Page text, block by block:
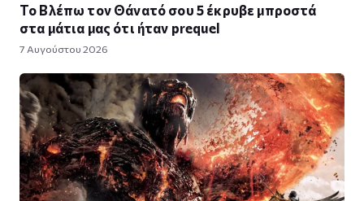
Το Βλέπω τον Θάνατό σου 5 έκρυβε μπροστά
στα μάτια μας ότι ήταν prequel
7 Αυγούστου 2026